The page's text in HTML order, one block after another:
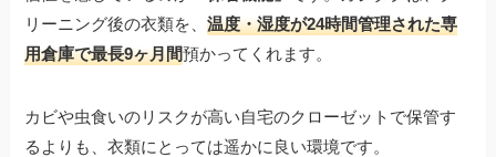
リーニング後の衣類を、温度・湿度が24時間管理された専
用倉庫で最長9ヶ月間預かってくれます。
カビや虫食いのリスクが高い自宅のクローゼットで保管す
るよりも、衣類にとっては遥かに良い環境です。